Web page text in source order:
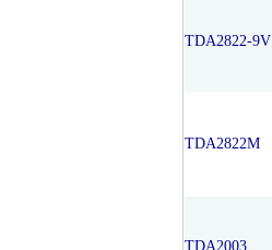
TDA2822-9V
TDA2822M
TDA2003